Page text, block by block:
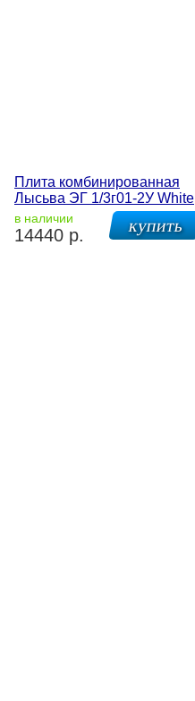
Плита комбинированная
Лысьва ЭГ 1/3г01-2У White
в наличии
14440 р.